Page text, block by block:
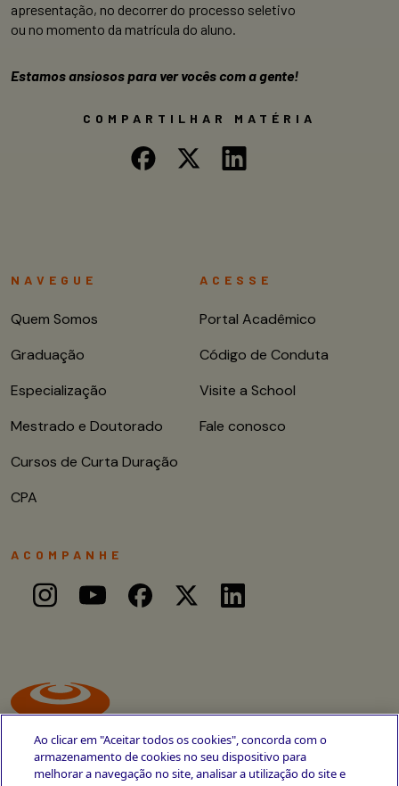
apresentação, no decorrer do processo seletivo
ou no momento da matrícula do aluno.
Estamos ansiosos para ver vocês com a gente!
COMPARTILHAR MATÉRIA
NAVEGUE
Quem Somos
Graduação
Especialização
Mestrado e Doutorado
Cursos de Curta Duração
CPA
ACESSE
Portal Acadêmico
Código de Conduta
Visite a School
Fale conosco
ACOMPANHE
Ao clicar em "Aceitar todos os cookies", concorda com o
armazenamento de cookies no seu dispositivo para
melhorar a navegação no site, analisar a utilização do site e